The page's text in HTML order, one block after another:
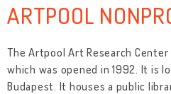
ARTPOOL
The Artpool Art Research
which was opened in 1992. It is
Budapest. It houses a public